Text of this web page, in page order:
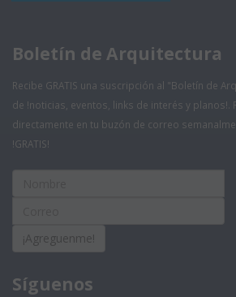
Boletín de Arquitectura
Recibe GRATIS una suscripción al "Boletín de
de !noticias, eventos, links de interés y planos!.
directamente en tu buzón de correo
!GRATIS!
¡Agreguenme!
Síguenos